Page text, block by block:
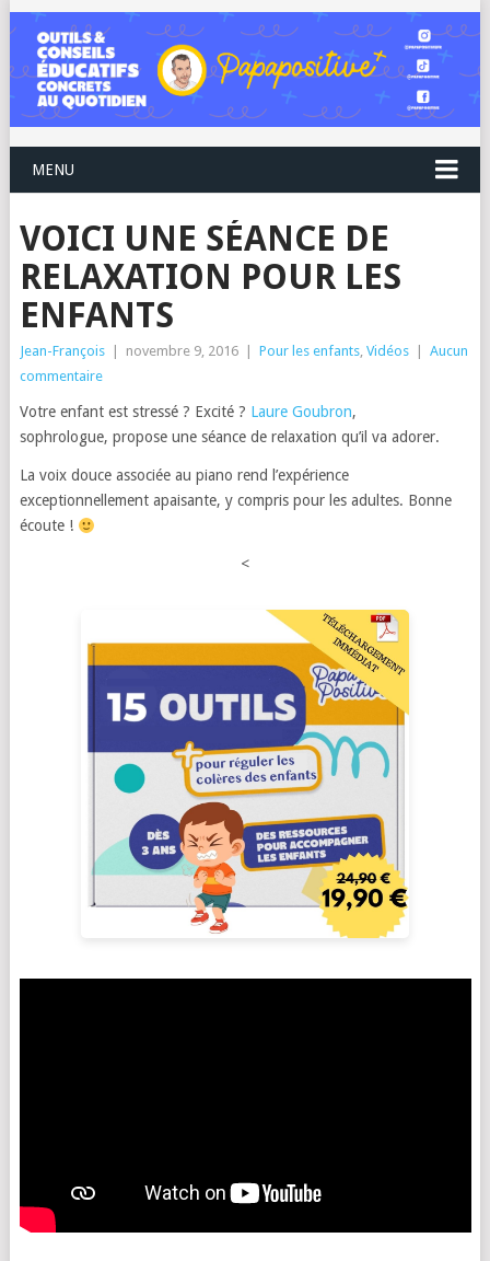
MENU
VOICI UNE SÉANCE DE
RELAXATION POUR LES
ENFANTS
Jean-François novembre 9, 2016 Pour les enfants, Vidéos
Aucun
commentaire
Votre enfant est stressé ? Excité ? Laure Goubron,
sophrologue, propose une séance de relaxation qu’il va adorer.
La voix douce associée au piano rend l’expérience
exceptionnellement apaisante, y compris pour les adultes. Bonne
écoute !
<